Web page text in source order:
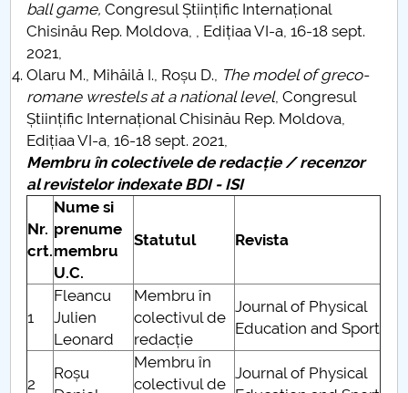
ball game,Congresul Științific Internațional
Chisinău Rep. Moldova, , Edițiaa VI-a, 16-18 sept.
2021,
Olaru M., Mihăilă I., Roșu D., The model of greco-
romane wrestels at a national level, Congresul
Științific Internațional Chisinău Rep. Moldova,
Edițiaa VI-a, 16-18 sept. 2021,
Membru în colectivele de redacție / recenzor
al revistelor indexate BDI - ISI
Nr.
crt.
Nume si
prenume
membru
U.C.
Statutul Revista
1
Fleancu
Julien
Leonard
Membru în
colectivul de
redacție
Journal of Physical
Education and Sport
2
Roșu
Membru în
colectivul de
Journal of Physical